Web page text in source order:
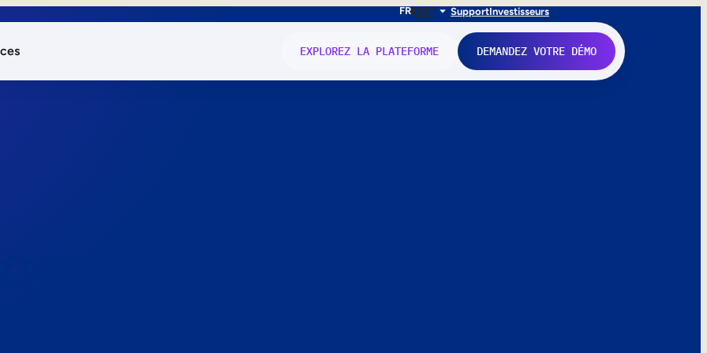
FRENIT SupportInvestisseurs
EXPLOREZ LA PLATEFORME DEMANDEZ VOTRE DÉMO